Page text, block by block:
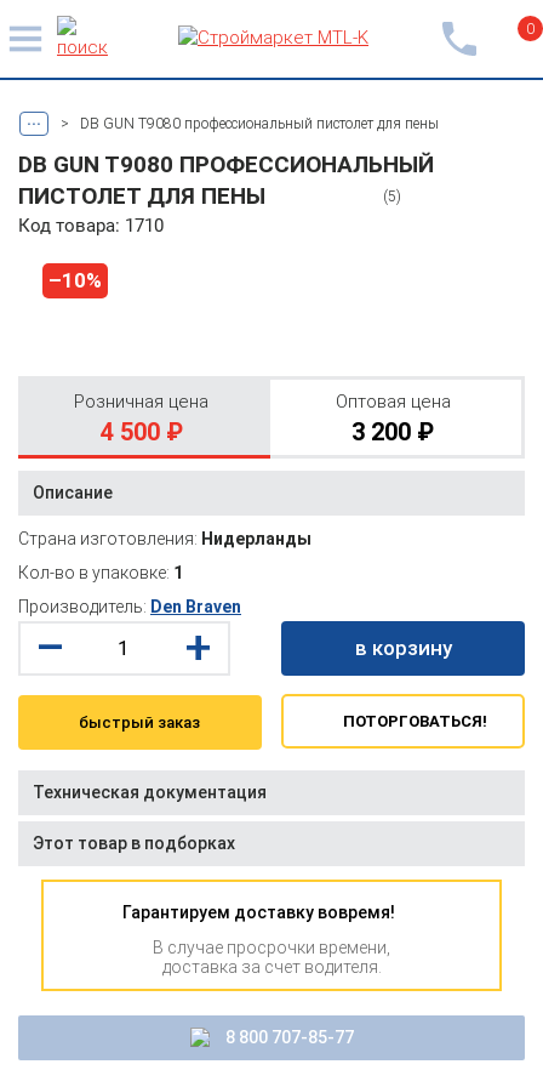
0
... > DB GUN T9080 профессиональный пистолет для пены
DB GUN T9080 ПРОФЕССИОНАЛЬНЫЙ
ПИСТОЛЕТ ДЛЯ ПЕНЫ
(5)
Код товара: 1710
–10%
Розничная цена
4 500 ₽
Оптовая цена
3 200 ₽
Описание
Страна изготовления: Нидерланды
Кол-во в упаковке: 1
Производитель: Den Braven
– + в корзину
быстрый заказ ПОТОРГОВАТЬСЯ!
Техническая документация
Этот товар в подборках
Гарантируем доставку вовремя!
В случае просрочки времени,
доставка за счет водителя.
8 800 707-85-77